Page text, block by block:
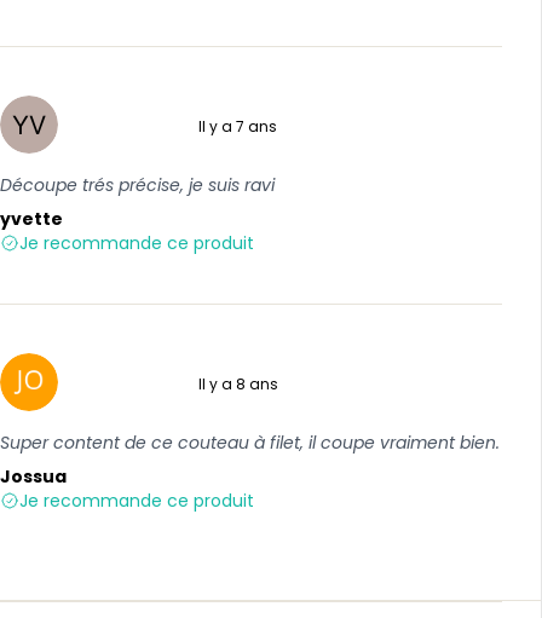
Il y a 7 ans
Découpe trés précise, je suis ravi
yvette
Je recommande ce produit
Il y a 8 ans
Super content de ce couteau à filet, il coupe vraiment bien.
Jossua
Je recommande ce produit